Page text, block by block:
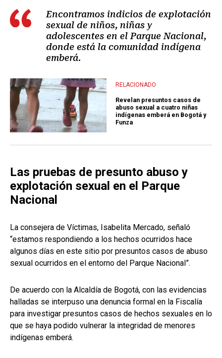
Encontramos indicios de explotación
sexual de niños, niñas y
adolescentes en el Parque Nacional,
donde está la comunidad indígena
emberá.
RELACIONADO
Revelan presuntos casos de
abuso sexual a cuatro niñas
indígenas emberá en Bogotá y
Funza
Las pruebas de presunto abuso y
explotación sexual en el Parque
Nacional
La consejera de Víctimas, Isabelita Mercado, señaló
“estamos respondiendo a los hechos ocurridos hace
algunos días en este sitio por presuntos casos de abuso
sexual ocurridos en el entorno del Parque Nacional”.
De acuerdo con la Alcaldía de Bogotá, con las evidencias
halladas se interpuso una denuncia formal en la Fiscalía
para investigar presuntos casos de hechos sexuales en lo
que se haya podido vulnerar la integridad de menores
indígenas emberá.